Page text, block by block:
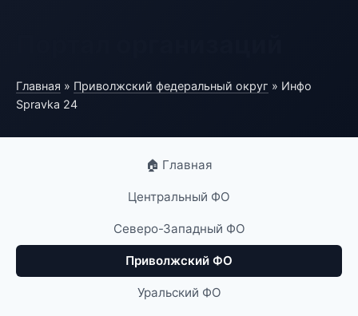
Главная » Приволжский федеральный округ » Инфо
Spravka 24
🏠 Главная
Центральный ФО
Северо-Западный ФО
Приволжский ФО
Уральский ФО